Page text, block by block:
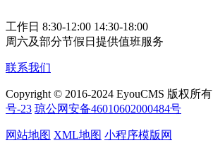
工作日 8:30-12:00 14:30-18:00
周六及部分节假日提供值班服务
联系我们
Copyright © 2016-2024 EyouCMS 版权所有
号-23 琼公网安备46010602000484号
网站地图 XML地图 小程序模版网